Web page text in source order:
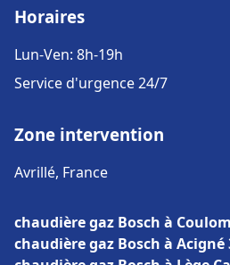
Horaires
Lun-Ven: 8h-19h
Service d'urgence 24/7
Zone intervention
Avrillé, France
chaudière gaz Bosch à
chaudière gaz Bosch à Acigné